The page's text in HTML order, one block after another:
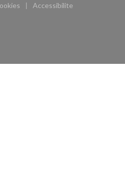
une nouvelle fenêtre))
Accessibilite